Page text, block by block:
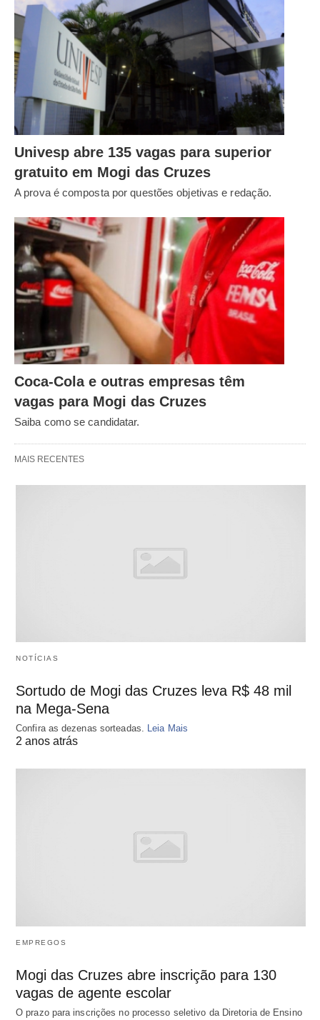
Univesp abre 135 vagas para superior
gratuito em Mogi das Cruzes
A prova é composta por questões objetivas e redação.
Coca-Cola e outras empresas têm
vagas para Mogi das Cruzes
Saiba como se candidatar.
MAIS RECENTES
NOTÍCIAS
Sortudo de Mogi das Cruzes leva R$ 48 mil
na Mega-Sena
Confira as dezenas sorteadas. Leia Mais
2 anos atrás
EMPREGOS
Mogi das Cruzes abre inscrição para 130
vagas de agente escolar
O prazo para inscrições no processo seletivo da Diretoria de Ensino